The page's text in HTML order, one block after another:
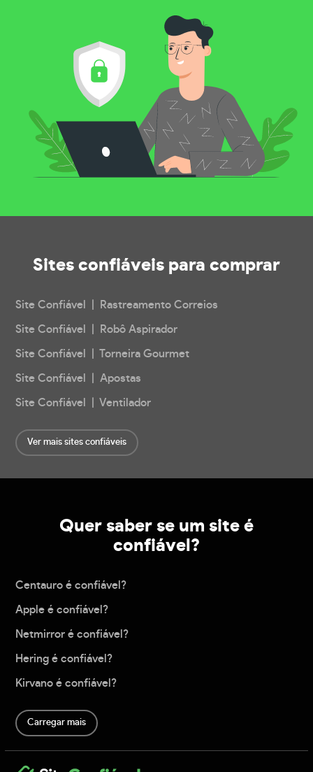
Sites confiáveis para comprar
Site Confiável | Rastreamento Correios
Site Confiável | Robô Aspirador
Site Confiável | Torneira Gourmet
Site Confiável | Apostas
Site Confiável | Ventilador
Ver mais sites confiáveis
Quer saber se um site é
confiável?
Centauro é confiável?
Apple é confiável?
Netmirror é confiável?
Hering é confiável?
Kirvano é confiável?
Carregar mais